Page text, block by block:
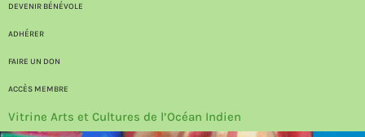
DEVENIR BÉNÉVOLE
ADHÉRER
FAIRE UN DON
ACCÈS MEMBRE
Vitrine Arts et Cultures de l’Océan Indien